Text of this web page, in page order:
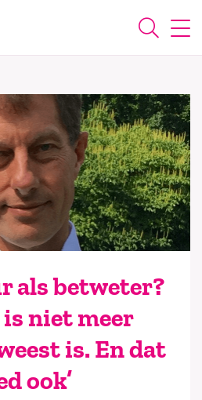
als betweter?
is niet meer
is. En dat
ook’